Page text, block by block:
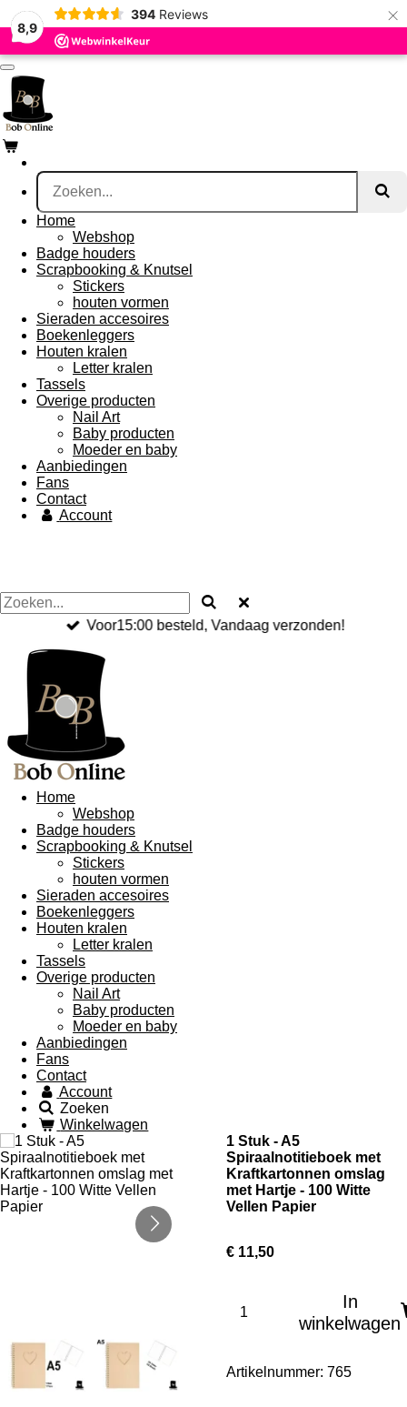
8,9
394 Reviews ×
Ga
direct
naar
de
hoofdinhoud
Home
Webshop
Badge houders
Scrapbooking & Knutsel
Stickers
houten vormen
Sieraden accesoires
Boekenleggers
Houten kralen
Letter kralen
Tassels
Overige producten
Nail Art
Baby producten
Moeder en baby
Aanbiedingen
Fans
Contact
Account
Voor15:00 besteld, Vandaag verzonden!
Home
Webshop
Badge houders
Scrapbooking & Knutsel
Stickers
houten vormen
Sieraden accesoires
Boekenleggers
Houten kralen
Letter kralen
Tassels
Overige producten
Nail Art
Baby producten
Moeder en baby
Aanbiedingen
Fans
Contact
Account
Zoeken
Winkelwagen
1 Stuk - A5
Spiraalnotitieboek met
Kraftkartonnen omslag
met Hartje - 100 Witte
Vellen Papier
€ 11,50
In
winkelwagen
Artikelnummer: 765